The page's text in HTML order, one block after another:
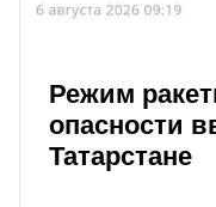
Режим
опасности
Татарстане